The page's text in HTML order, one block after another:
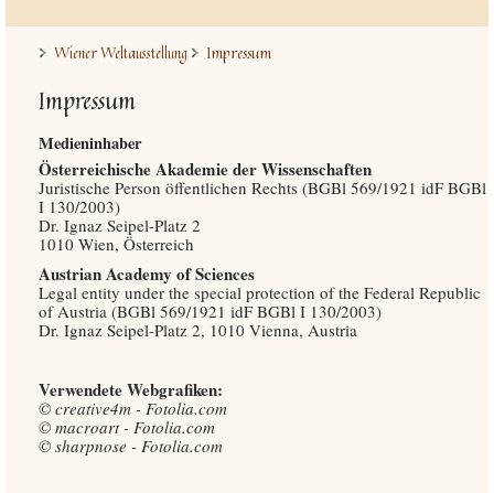
Wiener Weltausstellung Impressum
Impressum
Medieninhaber
Österreichische Akademie der Wissenschaften
Juristische Person öffentlichen Rechts (BGBl 569/1921 idF BGBl
I 130/2003)
Dr. Ignaz Seipel-Platz 2
1010 Wien, Österreich
Austrian Academy of Sciences
Legal entity under the special protection of the Federal Republic
of Austria (BGBl 569/1921 idF BGBl I 130/2003)
Dr. Ignaz Seipel-Platz 2, 1010 Vienna, Austria
Verwendete Webgrafiken:
© creative4m - Fotolia.com
© macroart - Fotolia.com
© sharpnose - Fotolia.com